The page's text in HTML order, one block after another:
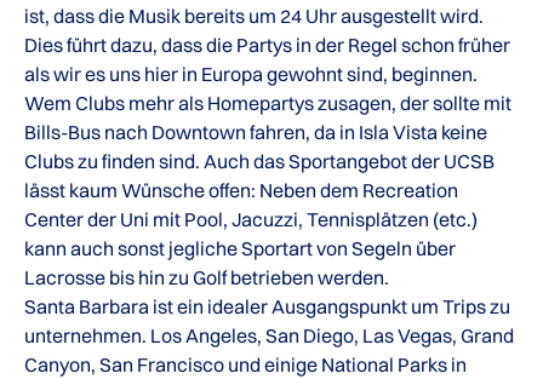
ist, dass die Musik bereits um 24 Uhr ausgestellt wird.
Dies führt dazu, dass die Partys in der Regel schon früher
als wir es uns hier in Europa gewohnt sind, beginnen.
Wem Clubs mehr als Homepartys zusagen, der sollte mit
Bills-Bus nach Downtown fahren, da in Isla Vista keine
Clubs zu finden sind. Auch das Sportangebot der UCSB
lässt kaum Wünsche offen: Neben dem Recreation
Center der Uni mit Pool, Jacuzzi, Tennisplätzen (etc.)
kann auch sonst jegliche Sportart von Segeln über
Lacrosse bis hin zu Golf betrieben werden.
Santa Barbara ist ein idealer Ausgangspunkt um Trips zu
unternehmen. Los Angeles, San Diego, Las Vegas, Grand
Canyon, San Francisco und einige National Parks in